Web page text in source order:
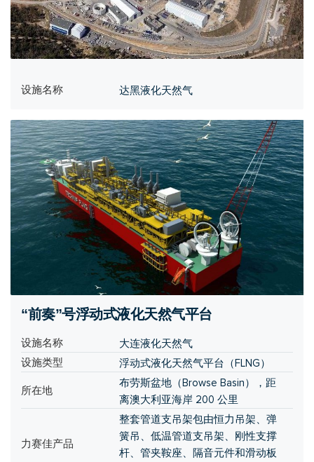
设施名称 达黑液化天然气
“前奏”号浮动式液化天然气平台
设施名称 大连液化天然气
设施类型 浮动式液化天然气平台（FLNG）
所在地
布劳斯盆地（Browse Basin），距
离澳大利亚海岸 200 公里
力赛佳产品
整套管道支吊架包由恒力吊架、弹
簧吊、低温管道支吊架、刚性支撑
杆、管夹鞍座、隔音元件和滑动板